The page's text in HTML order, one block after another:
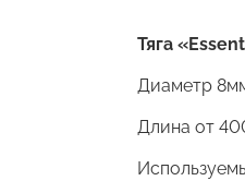
Тяга
Диаметр
Длина от